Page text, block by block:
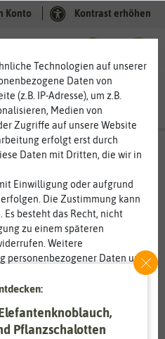
Konto Kontrast erhöhen
Technologien auf unserer
Daten von
(z.B. IP-Adresse), um z.B.
Medien von
Zugriffe auf unsere Website
erfolgt erst durch
Daten mit Dritten, die wir in
Einwilligung oder aufgrund
Die Zustimmung kann
besteht das Recht, nicht
zu einem späteren
Weitere
personenbezogener Daten und
Statistik
Marketing
Pflanzschalotten